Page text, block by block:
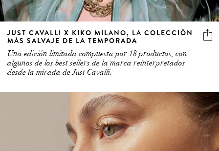
JUST CAVALLI X KIKO MILANO, LA COLECCIÓN
MÁS SALVAJE DE LA TEMPORADA
Una edición limitada compuesta por 18 productos, con
algunos de los best sellers de la marca reinterpretados
desde la mirada de Just Cavalli.